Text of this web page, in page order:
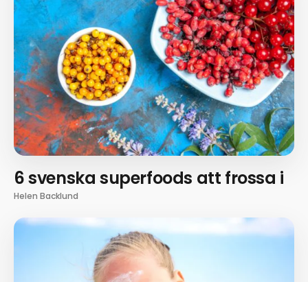
6 svenska superfoods att frossa i
Helen Backlund